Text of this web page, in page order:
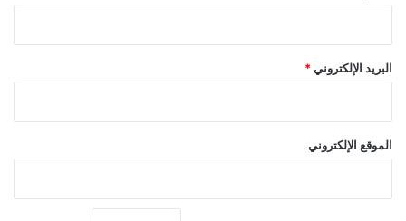
البريد الإلكتروني *
الموقع الإلكتروني